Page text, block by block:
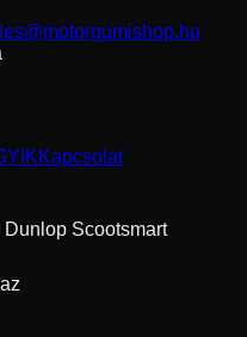
Kapcsolat
Dunlop Scootsmart